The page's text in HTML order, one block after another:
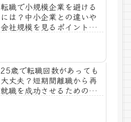
転職で小規模企業を避ける
には？中小企業との違いや
会社規模を見るポイントを
25歳で転職回数があっても
大丈夫？短期間離職から再
就職を成功させるためのポ